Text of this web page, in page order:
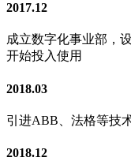
2017.12
成立数字化事业部，
开始投入使用
2018.03
引进ABB、法格等技
2018.12